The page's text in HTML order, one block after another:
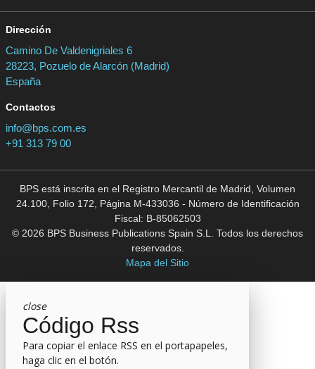
Dirección
Camino De Valdenigriales 6
28223, Pozuelo de Alarcón (Madrid)
España
Contactos
info@bps.com.es
+91 313 79 00
BPS está inscrita en el Registro Mercantil de Madrid, Volumen
24.100, Folio 172, Página M-433036 - Número de Identificación
Fiscal: B-85062503
© 2026 BPS Business Publications Spain S.L. Todos los derechos
reservados.
Mapa del Sitio
close
Código Rss
Para copiar el enlace RSS en el portapapeles,
haga clic en el botón.